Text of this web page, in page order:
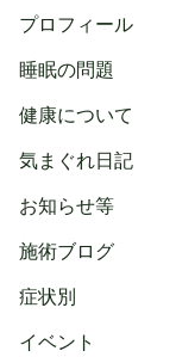
プロフィール
睡眠の問題
健康について
気まぐれ日記
お知らせ等
施術ブログ
症状別
イベント